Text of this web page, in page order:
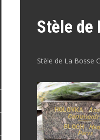
Stèle de
Stèle de La Bosse